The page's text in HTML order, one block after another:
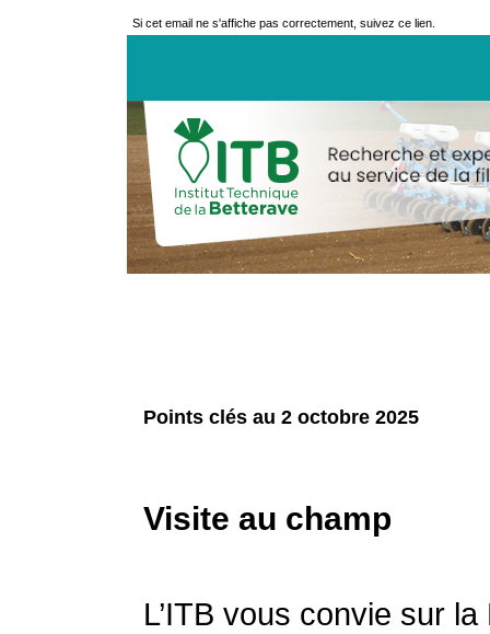
Si cet email ne s'affiche pas correctement, suivez ce lien.
Points clés au 2 octobre 2025
Visite au champ
L’ITB vous convie sur